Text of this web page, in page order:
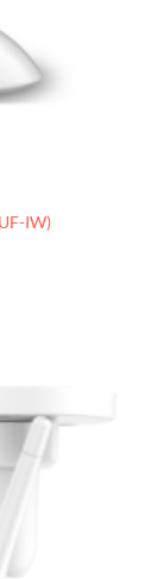
IW)